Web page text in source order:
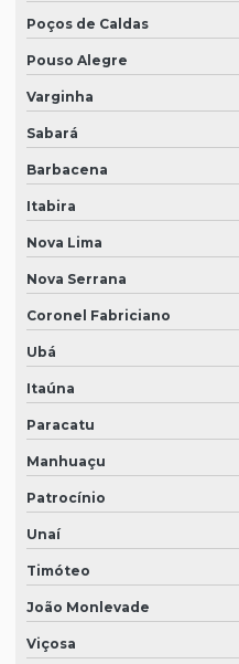
Poços de Caldas
Pouso Alegre
Varginha
Sabará
Barbacena
Itabira
Nova Lima
Nova Serrana
Coronel Fabriciano
Ubá
Itaúna
Paracatu
Manhuaçu
Patrocínio
Unaí
Timóteo
João Monlevade
Viçosa